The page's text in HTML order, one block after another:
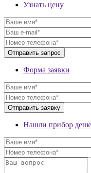
Узнать цену
Форма заявки
Нашли прибор